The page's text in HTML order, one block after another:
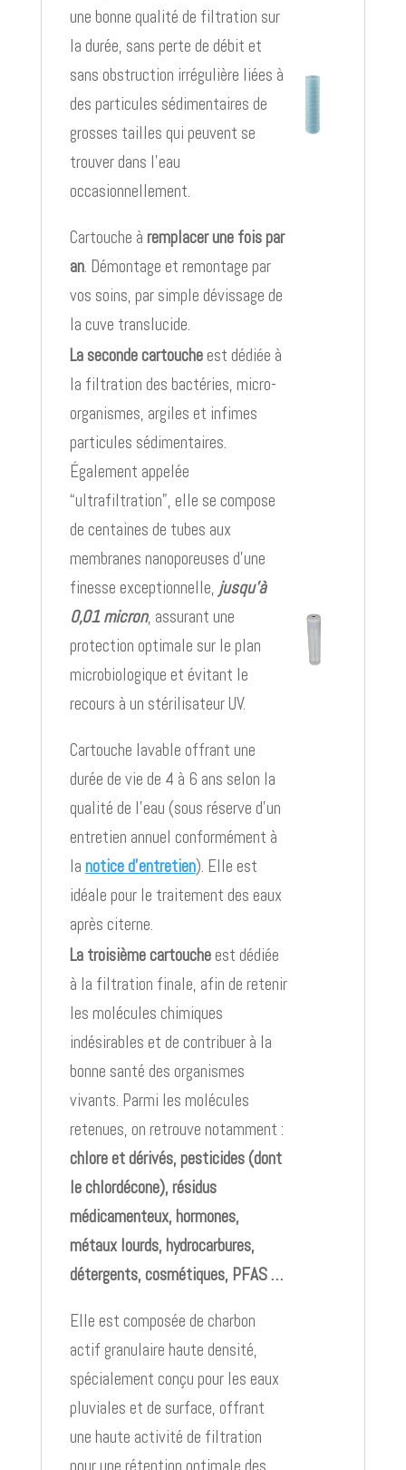
une bonne qualité de filtration sur
la durée, sans perte de débit et
sans obstruction irrégulière liées à
des particules sédimentaires de
grosses tailles qui peuvent se
trouver dans l’eau
occasionnellement.
Cartouche à remplacer une fois par
an. Démontage et remontage par
vos soins, par simple dévissage de
la cuve translucide.
La seconde cartoucheest dédiée à
la filtration des bactéries, micro-
organismes, argiles et infimes
particules sédimentaires.
Également appelée
“ultrafiltration”, elle se compose
de centaines de tubes aux
membranes nanoporeuses d’une
finesse exceptionnelle, jusqu'à
0,01 micron, assurant une
protection optimale sur le plan
microbiologique et évitant le
recours à un stérilisateur UV.
Cartouche lavable offrant une
durée de vie de 4 à 6 ans selon la
qualité de l’eau (sous réserve d’un
entretien annuel conformément à
la notice d’entretien). Elle est
idéale pour le traitement des eaux
après citerne.
La troisième cartoucheest dédiée
à la filtration finale, afin de retenir
les molécules chimiques
indésirables et de contribuer à la
bonne santé des organismes
vivants. Parmi les molécules
retenues, on retrouve notamment :
chlore et dérivés, pesticides (dont
le chlordécone), résidus
médicamenteux, hormones,
métaux lourds, hydrocarbures,
détergents, cosmétiques, PFAS …
Elle est composée de charbon
actif granulaire haute densité,
spécialement conçu pour les eaux
pluviales et de surface, offrant
une haute activité de filtration